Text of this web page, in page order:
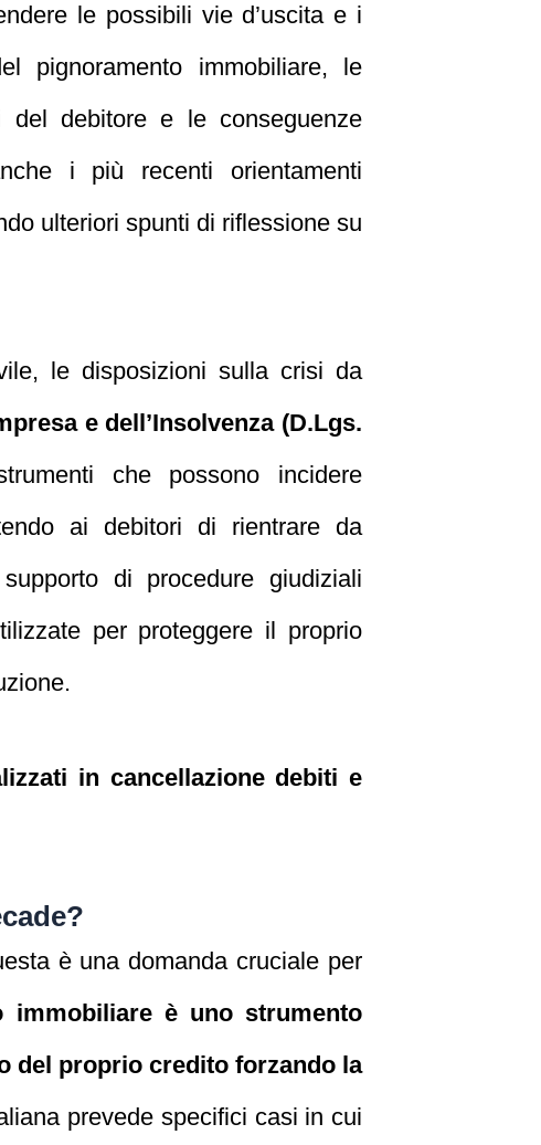
le possibili vie d’uscita e i
pignoramento immobiliare, le
del debitore e le conseguenze
i più recenti orientamenti
ulteriori spunti di riflessione su
le disposizioni sulla crisi da
e dell’Insolvenza (D.Lgs.
che possono incidere
ai debitori di rientrare da
di procedure giudiziali
per proteggere il proprio
in cancellazione debiti e
è una domanda cruciale per
immobiliare è uno strumento
del proprio credito forzando la
prevede specifici casi in cui